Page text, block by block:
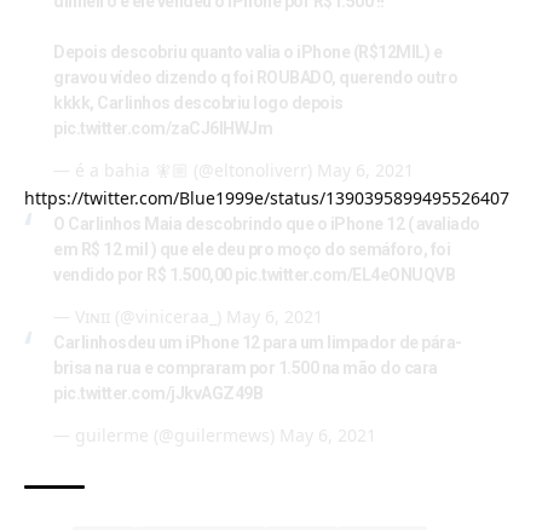
Depois descobriu quanto valia o iPhone (R$12MIL) e
gravou vídeo dizendo q foi ROUBADO, querendo outro
kkkk, Carlinhos descobriu logo depois
pic.twitter.com/zaCJ6lHWJm
— é a bahia 🧚🏼 (@eltonoliverr) May 6, 2021
https://twitter.com/Blue1999e/status/1390395899495526407
O Carlinhos Maia descobrindo que o iPhone 12 ( avaliado
em R$ 12 mil ) que ele deu pro moço do semáforo, foi
vendido por R$ 1.500,00pic.twitter.com/EL4eONUQVB
— Vɪɴɪɪ (@viniceraa_) May 6, 2021
Carlinhosdeu um iPhone 12 para um limpador de pára-
brisa na rua e compraram por 1.500 na mão do cara
pic.twitter.com/jJkvAGZ49B
— guilerme (@guilermews) May 6, 2021